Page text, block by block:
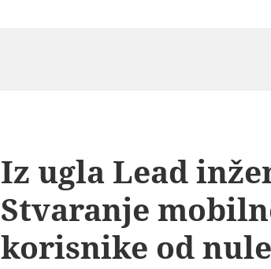
Iz ugla Lead
Stvaranje
korisnike od